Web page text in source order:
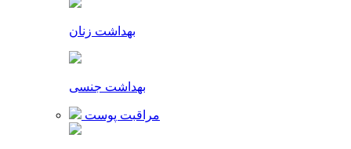
بهداشت زنان
بهداشت جنسی
مراقبت پوست